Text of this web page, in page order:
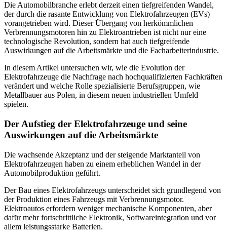
Die Automobilbranche erlebt derzeit einen tiefgreifenden Wandel,
der durch die rasante Entwicklung von Elektrofahrzeugen (EVs)
vorangetrieben wird. Dieser Übergang von herkömmlichen
Verbrennungsmotoren hin zu Elektroantrieben ist nicht nur eine
technologische Revolution, sondern hat auch tiefgreifende
Auswirkungen auf die Arbeitsmärkte und die Facharbeiterindustrie.
In diesem Artikel untersuchen wir, wie die Evolution der
Elektrofahrzeuge die Nachfrage nach hochqualifizierten Fachkräften
verändert und welche Rolle spezialisierte Berufsgruppen, wie
Metallbauer aus Polen, in diesem neuen industriellen Umfeld
spielen.
Der Aufstieg der Elektrofahrzeuge und seine
Auswirkungen auf die Arbeitsmärkte
Die wachsende Akzeptanz und der steigende Marktanteil von
Elektrofahrzeugen haben zu einem erheblichen Wandel in der
Automobilproduktion geführt.
Der Bau eines Elektrofahrzeugs unterscheidet sich grundlegend von
der Produktion eines Fahrzeugs mit Verbrennungsmotor.
Elektroautos erfordern weniger mechanische Komponenten, aber
dafür mehr fortschrittliche Elektronik, Softwareintegration und vor
allem leistungsstarke Batterien.